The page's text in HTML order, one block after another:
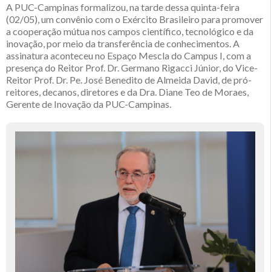
A PUC-Campinas formalizou, na tarde dessa quinta-feira
(02/05), um convênio com o Exército Brasileiro para promover
a cooperação mútua nos campos científico, tecnológico e da
inovação, por meio da transferência de conhecimentos. A
assinatura aconteceu no Espaço Mescla do Campus I, com a
presença do Reitor Prof. Dr. Germano Rigacci Júnior, do Vice-
Reitor Prof. Dr. Pe. José Benedito de Almeida David, de pró-
reitores, decanos, diretores e da Dra. Diane Teo de Moraes,
Gerente de Inovação da PUC-Campinas.